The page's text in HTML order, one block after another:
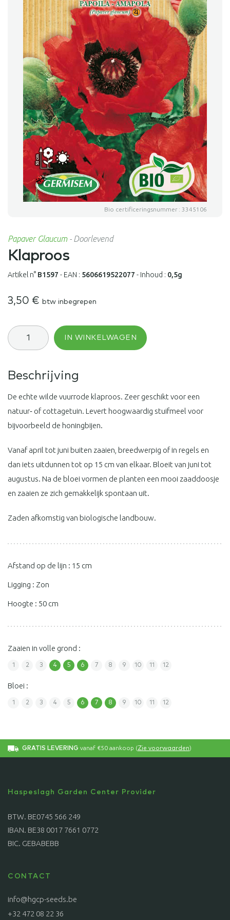
Bio certificeringsnummer : 3345106
Papaver Glaucum- Doorlevend
Klaproos
Artikel n° B1597 - EAN : 5606619522077 - Inhoud : 0,5g
3,50 € btw inbegrepen
Klaproos
aantal
IN WINKELWAGEN
Beschrijving
De echte wilde vuurrode klaproos. Zeer geschikt voor een
natuur‑ of cottagetuin. Levert hoogwaardig stuifmeel voor
bijvoorbeeld de honingbijen.
Vanaf april tot juni buiten zaaien, breedwerpig of in regels en
dan iets uitdunnen tot op 15 cm van elkaar. Bloeit van juni tot
augustus. Na de bloei vormen de planten een mooi zaaddoosje
en zaaien ze zich gemakkelijk spontaan uit.
Zaden afkomstig van biologische landbouw.
Afstand op de lijn : 15 cm
Ligging : Zon
Hoogte : 50 cm
Zaaien in volle grond :
1 2 3 4 5 6 7 8 9 10 11 12
Bloei :
1 2 3 4 5 6 7 8 9 10 11 12
GRATIS LEVERING vanaf €50 aankoop (Zie voorwaarden)
Haspeslagh Garden Center Provider
BTW. BE0745 566 249
IBAN. BE38 0017 7661 0772
BIC. GEBABEBB
CONTACT
info@hgcp-seeds.be
+32 472 08 22 36